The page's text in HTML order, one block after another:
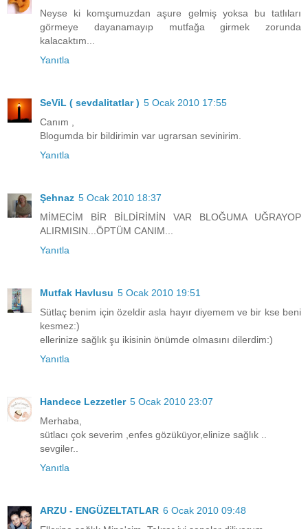
Neyse ki komşumuzdan aşure gelmiş yoksa bu tatlıları
görmeye dayanamayıp mutfağa girmek zorunda
kalacaktım...
Yanıtla
SeViL ( sevdalitatlar ) 5 Ocak 2010 17:55
Canım ,
Blogumda bir bildirimin var ugrarsan sevinirim.
Yanıtla
Şehnaz 5 Ocak 2010 18:37
MİMECİM BİR BİLDİRİMİN VAR BLOĞUMA UĞRAYOP
ALIRMISIN...ÖPTÜM CANIM...
Yanıtla
Mutfak Havlusu 5 Ocak 2010 19:51
Sütlaç benim için özeldir asla hayır diyemem ve bir kse beni
kesmez:)
ellerinize sağlık şu ikisinin önümde olmasını dilerdim:)
Yanıtla
Handece Lezzetler 5 Ocak 2010 23:07
Merhaba,
sütlacı çok severim ,enfes gözüküyor,elinize sağlık ..
sevgiler..
Yanıtla
ARZU - ENGÜZELTATLAR 6 Ocak 2010 09:48